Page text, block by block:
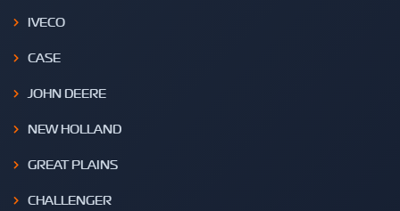
IVECO
CASE
JOHN DEERE
NEW HOLLAND
GREAT PLAINS
CHALLENGER